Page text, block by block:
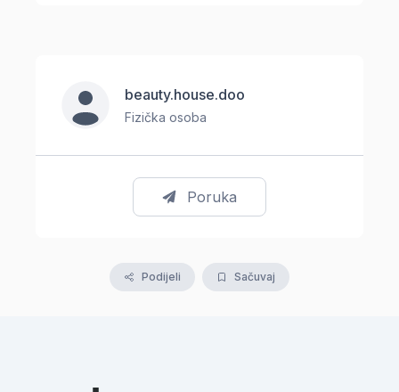
beauty.house.doo
Fizička osoba
Poruka
Podijeli Sačuvaj